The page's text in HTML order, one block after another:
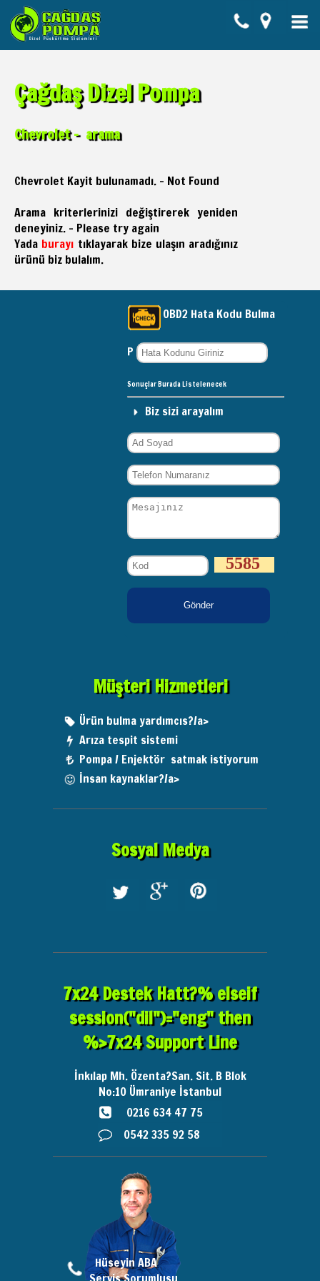
Çağdaş Dizel Pompa
Chevrolet - arama
Chevrolet Kayit bulunamadı. - Not Found
Arama kriterlerinizi değiştirerek yeniden
deneyiniz. - Please try again
Yada burayı tıklayarak bize ulaşın aradığınız
ürünü biz bulalım.
OBD2 Hata Kodu Bulma
P
Sonuçlar Burada Listelenecek
Biz sizi arayalım
5585
Müşteri Hizmetleri
Ürün bulma yardımcıs?/a>
Arıza tespit sistemi
Pompa / Enjektör satmak istiyorum
İnsan kaynaklar?/a>
Sosyal Medya
7x24 Destek Hatt?% elseif
session("dil")="eng" then
%>7x24 Support Line
İnkılap Mh. Özenta?San. Sit. B Blok
No:10 Ümraniye İstanbul
0216 634 47 75
0542 335 92 58
Hüseyin ABA